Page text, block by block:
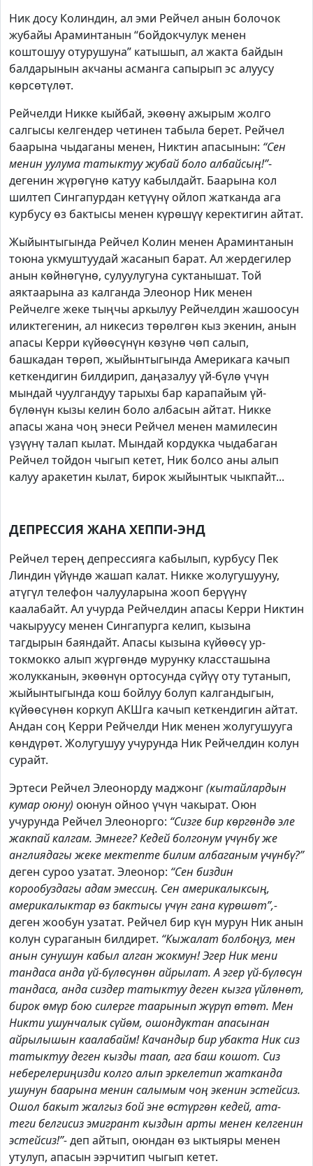
Ник досу Колиндин, ал эми Рейчел анын болочок
жубайы Араминтанын “бойдокчулук менен
коштошуу отурушуна” катышып, ал жакта байдын
балдарынын акчаны асманга сапырып эс алуусу
көрсөтүлөт.
Рейчелди Никке кыйбай, экөөнү ажырым жолго
салгысы келгендер четинен табыла берет. Рейчел
баарына чыдаганы менен, Никтин апасынын: “Сен
менин уулума татыктуу жубай боло албайсың!”-
дегенин жүрөгүнө катуу кабылдайт. Баарына кол
шилтеп Сингапурдан кетүүнү ойлоп жатканда ага
курбусу өз бактысы менен күрөшүү керектигин айтат.
Жыйынтыгында Рейчел Колин менен Араминтанын
тоюна укмуштуудай жасанып барат. Ал жердегилер
анын көйнөгүнө, сулуулугуна суктанышат. Той
аяктаарына аз калганда Элеонор Ник менен
Рейчелге жеке тыңчы аркылуу Рейчелдин жашоосун
иликтегенин, ал никесиз төрөлгөн кыз экенин, анын
апасы Керри күйөөсүнүн көзүнө чөп салып,
башкадан төрөп, жыйынтыгында Америкага качып
кеткендигин билдирип, даңазалуу үй-бүлө үчүн
мындай чуулгандуу тарыхы бар карапайым үй-
бүлөнүн кызы келин боло албасын айтат. Никке
апасы жана чоң энеси Рейчел менен мамилесин
үзүүнү талап кылат. Мындай кордукка чыдабаган
Рейчел тойдон чыгып кетет, Ник болсо аны алып
калуу аракетин кылат, бирок жыйынтык чыкпайт...
ДЕПРЕССИЯ ЖАНА ХЕППИ-ЭНД
Рейчел терең депрессияга кабылып, курбусу Пек
Линдин үйүндө жашап калат. Никке жолугушууну,
атүгүл телефон чалууларына жооп берүүнү
каалабайт. Ал учурда Рейчелдин апасы Керри Никтин
чакыруусу менен Сингапурга келип, кызына
тагдырын баяндайт. Апасы кызына күйөөсү ур-
токмокко алып жүргөндө мурунку классташына
жолукканын, экөөнүн ортосунда сүйүү оту тутанып,
жыйынтыгында кош бойлуу болуп калгандыгын,
күйөөсүнөн коркуп АКШга качып кеткендигин айтат.
Андан соң Керри Рейчелди Ник менен жолугушууга
көндүрөт. Жолугушуу учурунда Ник Рейчелдин колун
сурайт.
Эртеси Рейчел Элеонорду маджонг(кытайлардын
кумар оюну) оюнун ойноо үчүн чакырат. Оюн
учурунда Рейчел Элеонорго: “Сизге бир көргөндө эле
жакпай калгам. Эмнеге? Кедей болгонум үчүнбү же
англиядагы жеке мектепте билим албаганым үчүнбү?”
деген суроо узатат. Элеонор: “Сен биздин
корообуздагы адам эмессиң. Сен америкалыксың,
америкалыктар өз бактысы үчүн гана күрөшөт”,-
деген жообун узатат. Рейчел бир күн мурун Ник анын
колун сураганын билдирет. “Кыжалат болбоңуз, мен
анын сунушун кабыл алган жокмун! Эгер Ник мени
тандаса анда үй-бүлөсүнөн айрылат. А эгер үй-бүлөсүн
тандаса, анда сиздер татыктуу деген кызга үйлөнөт,
бирок өмүр бою силерге таарынып жүрүп өтөт. Мен
Никти ушунчалык сүйөм, ошондуктан апасынан
айрылышын каалабайм! Качандыр бир убакта Ник сиз
татыктуу деген кызды таап, ага баш кошот. Сиз
неберелериңизди колго алып эркелетип жатканда
ушунун баарына менин салымым чоң экенин эстейсиз.
Ошол бакыт жалгыз бой эне өстүргөн кедей, ата-
теги белгисиз эмигрант кыздын арты менен келгенин
эстейсиз!”-деп айтып, оюндан өз ыктыяры менен
утулуп, апасын ээрчитип чыгып кетет.